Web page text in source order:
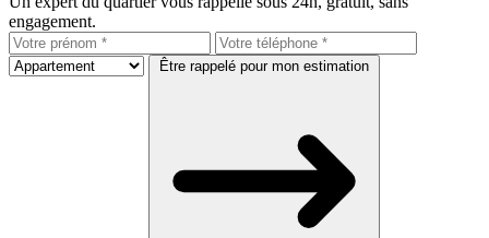
engagement.
Être rappelé pour mon estimation